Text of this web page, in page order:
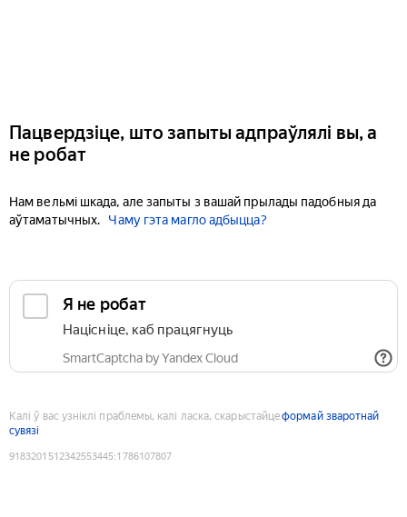
Пацвердзіце, што запыты адпраўлялі вы, а
не робат
Нам вельмі шкада, але запыты з вашай прылады падобныя да
аўтаматычных.
Чаму гэта магло адбыцца?
Я не робат
Націсніце, каб працягнуць
SmartCaptcha by Yandex Cloud
Калі ў вас узніклі праблемы, калі ласка, скарыстайцеформай зваротнай
сувязі
9183201512342553445:1786107807